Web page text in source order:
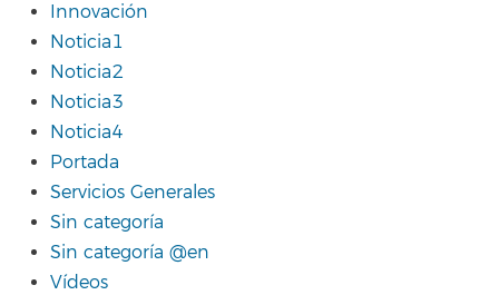
Innovación
Noticia1
Noticia2
Noticia3
Noticia4
Portada
Servicios Generales
Sin categoría
Sin categoría @en
Vídeos